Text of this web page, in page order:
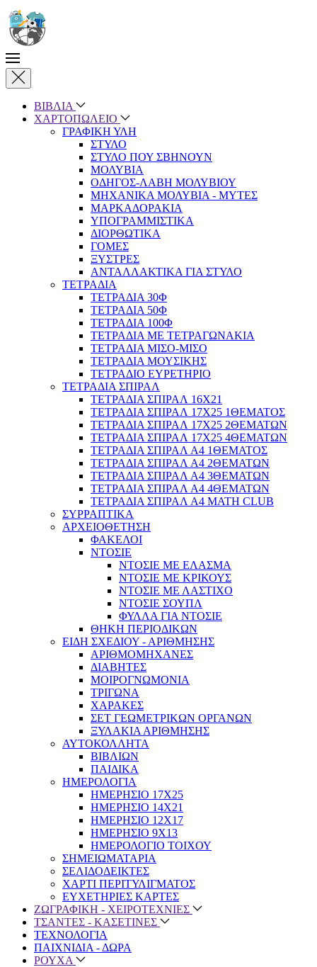
Skip to main content
ΒΙΒΛΙΑ
ΧΑΡΤΟΠΩΛΕΙΟ
ΓΡΑΦΙΚΗ ΥΛΗ
ΣΤΥΛΟ
ΣΤΥΛΟ ΠΟΥ ΣΒΗΝΟΥΝ
ΜΟΛΥΒΙΑ
ΟΔΗΓΟΣ-ΛΑΒΗ ΜΟΛΥΒΙΟΥ
ΜΗΧΑΝΙΚΑ ΜΟΛΥΒΙΑ - ΜΥΤΕΣ
ΜΑΡΚΑΔΟΡΑΚΙΑ
ΥΠΟΓΡΑΜΜΙΣΤΙΚΑ
ΔΙΟΡΘΩΤΙΚΑ
ΓΟΜΕΣ
ΞΥΣΤΡΕΣ
ΑΝΤΑΛΛΑΚΤΙΚΑ ΓΙΑ ΣΤΥΛΟ
ΤΕΤΡΑΔΙΑ
ΤΕΤΡΑΔΙΑ 30Φ
ΤΕΤΡΑΔΙΑ 50Φ
ΤΕΤΡΑΔΙΑ 100Φ
ΤΕΤΡΑΔΙΑ ΜΕ ΤΕΤΡΑΓΩΝΑΚΙΑ
ΤΕΤΡΑΔΙΑ ΜΙΣΟ-ΜΙΣΟ
ΤΕΤΡΑΔΙΑ ΜΟΥΣΙΚΗΣ
ΤΕΤΡΑΔΙΟ ΕΥΡΕΤΗΡΙΟ
ΤΕΤΡΑΔΙΑ ΣΠΙΡΑΛ
ΤΕΤΡΑΔΙΑ ΣΠΙΡΑΛ 16X21
ΤΕΤΡΑΔΙΑ ΣΠΙΡΑΛ 17Χ25 1ΘΕΜΑΤΟΣ
ΤΕΤΡΑΔΙΑ ΣΠΙΡΑΛ 17Χ25 2ΘΕΜΑΤΩΝ
ΤΕΤΡΑΔΙΑ ΣΠΙΡΑΛ 17Χ25 4ΘΕΜΑΤΩΝ
ΤΕΤΡΑΔΙΑ ΣΠΙΡΑΛ Α4 1ΘΕΜΑΤΟΣ
ΤΕΤΡΑΔΙΑ ΣΠΙΡΑΛ Α4 2ΘΕΜΑΤΩΝ
ΤΕΤΡΑΔΙΑ ΣΠΙΡΑΛ Α4 3ΘΕΜΑΤΩΝ
ΤΕΤΡΑΔΙΑ ΣΠΙΡΑΛ Α4 4ΘΕΜΑΤΩΝ
ΤΕΤΡΑΔΙΑ ΣΠΙΡΑΛ Α4 MATH CLUB
ΣΥΡΡΑΠΤΙΚΑ
ΑΡΧΕΙΟΘΕΤΗΣΗ
ΦΑΚΕΛΟΙ
ΝΤΟΣΙΕ
ΝΤΟΣΙΕ ΜΕ ΕΛΑΣΜΑ
ΝΤΟΣΙΕ ΜΕ ΚΡΙΚΟΥΣ
ΝΤΟΣΙΕ ΜΕ ΛΑΣΤΙΧΟ
ΝΤΟΣΙΕ ΣΟΥΠΛ
ΦΥΛΛΑ ΓΙΑ ΝΤΟΣΙΕ
ΘΗΚΗ ΠΕΡΙΟΔΙΚΩΝ
ΕΙΔΗ ΣΧΕΔΙΟΥ - ΑΡΙΘΜΗΣΗΣ
ΑΡΙΘΜΟΜΗΧΑΝΕΣ
ΔΙΑΒΗΤΕΣ
ΜΟΙΡΟΓΝΩΜΟΝΙΑ
ΤΡΙΓΩΝΑ
ΧΑΡΑΚΕΣ
ΣΕΤ ΓΕΩΜΕΤΡΙΚΩΝ ΟΡΓΑΝΩΝ
ΞΥΛΑΚΙΑ ΑΡΙΘΜΗΣΗΣ
ΑΥΤΟΚΟΛΛΗΤΑ
ΒΙΒΛΙΩΝ
ΠΑΙΔΙΚΑ
ΗΜΕΡΟΛΟΓΙΑ
ΗΜΕΡΗΣΙΟ 17Χ25
ΗΜΕΡΗΣΙΟ 14Χ21
ΗΜΕΡΗΣΙΟ 12Χ17
ΗΜΕΡΗΣΙΟ 9Χ13
ΗΜΕΡΟΛΟΓΙΟ ΤΟΙΧΟΥ
ΣΗΜΕΙΩΜΑΤΑΡΙΑ
ΣΕΛΙΔΟΔΕΙΚΤΕΣ
ΧΑΡΤΙ ΠΕΡΙΤΥΛΙΓΜΑΤΟΣ
ΕΥΧΕΤΗΡΙΕΣ ΚΑΡΤΕΣ
ΖΩΓΡΑΦΙΚΗ - ΧΕΙΡΟΤΕΧΝΙΕΣ
ΤΣΑΝΤΕΣ - ΚΑΣΕΤΙΝΕΣ
ΤΕΧΝΟΛΟΓΙΑ
ΠΑΙΧΝΙΔΙΑ - ΔΩΡΑ
ΡΟΥΧΑ